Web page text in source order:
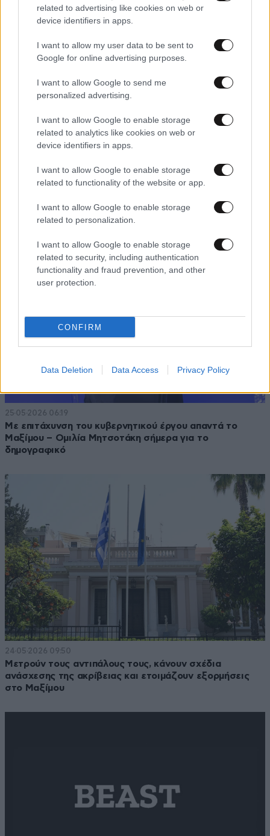
related to advertising like cookies on web or
device identifiers in apps.
I want to allow my user data to be sent to
Google for online advertising purposes.
I want to allow Google to send me
personalized advertising.
I want to allow Google to enable storage
related to analytics like cookies on web or
device identifiers in apps.
I want to allow Google to enable storage
related to functionality of the website or app.
I want to allow Google to enable storage
related to personalization.
I want to allow Google to enable storage
related to security, including authentication
functionality and fraud prevention, and other
user protection.
CONFIRM
Data Deletion Data Access Privacy Policy
26·05·2026 06:19
Με κοινωνικό αποτύπωμα και βλέμμα στο 2027 το
σημερινό υπουργικό συμβούλιο – Τα πολιτικά μηνύματα
προς Τσίπρα και ΠΑΣΟΚ από το Μαξίμου
25·05·2026 06:19
Με επιτάχυνση του κυβερνητικού έργου απαντά το
Μαξίμου – Ομιλία Μητσοτάκη σήμερα για το
δημογραφικό
24·05·2026 09:50
Μετρούν τους αντιπάλους τους, κάνουν σχέδια
ανάσχεσης της ακρίβειας και ετοιμάζουν εξορμήσεις
στο Μαξίμου